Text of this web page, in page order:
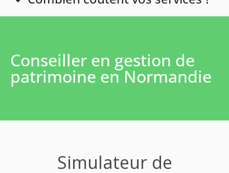
Conseiller en gestion de
patrimoine en Normandie
Simulateur de